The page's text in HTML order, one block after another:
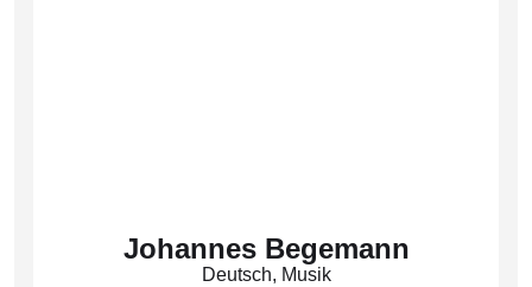
Johannes Begemann
Deutsch, Musik